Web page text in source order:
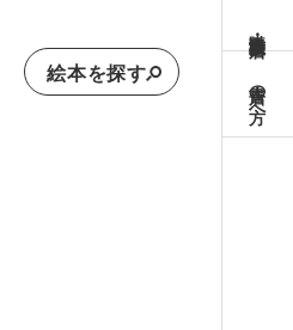
書店の方へ
絵本を探す